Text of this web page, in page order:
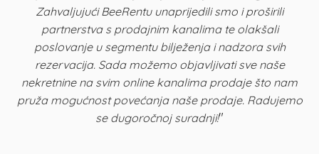
Zahvaljujući BeeRentu unaprijedili smo i proširili
partnerstva s prodajnim kanalima te olakšali
poslovanje u segmentu bilježenja i nadzora svih
rezervacija. Sada možemo objavljivati sve naše
nekretnine na svim online kanalima prodaje što nam
pruža mogućnost povećanja naše prodaje. Radujemo
se dugoročnoj suradnji!"